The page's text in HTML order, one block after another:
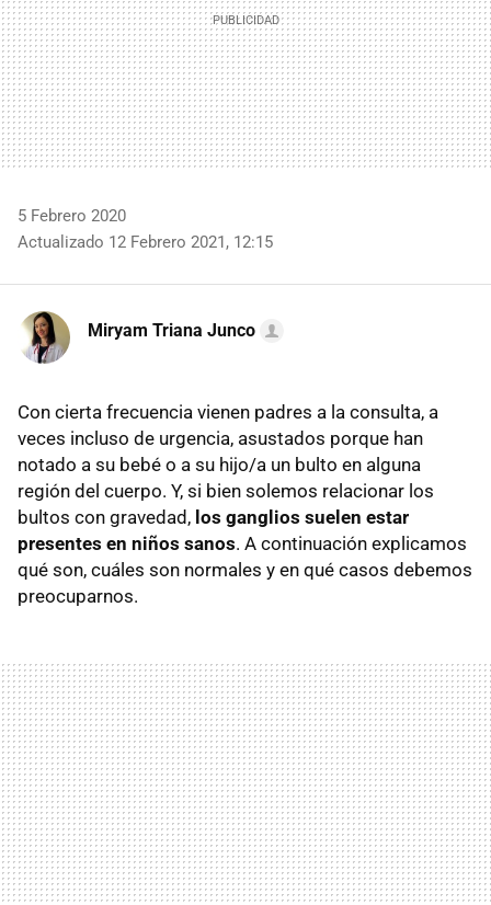
5 Febrero 2020
Actualizado 12 Febrero 2021, 12:15
Miryam Triana Junco
Con cierta frecuencia vienen padres a la consulta, a
veces incluso de urgencia, asustados porque han
notado a su bebé o a su hijo/a un bulto en alguna
región del cuerpo. Y, si bien solemos relacionar los
bultos con gravedad, los ganglios suelen estar
presentes en niños sanos. A continuación explicamos
qué son, cuáles son normales y en qué casos debemos
preocuparnos.